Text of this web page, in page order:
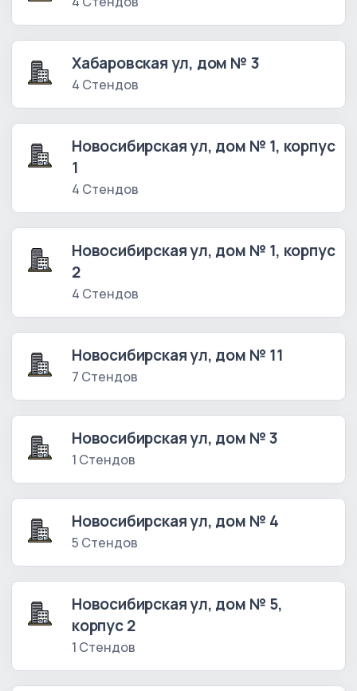
Хабаровская ул, дом № 3
4 Стендов
Новосибирская ул, дом № 1, корпус
1
4 Стендов
Новосибирская ул, дом № 1, корпус
2
4 Стендов
Новосибирская ул, дом № 11
7 Стендов
Новосибирская ул, дом № 3
1 Стендов
Новосибирская ул, дом № 4
5 Стендов
Новосибирская ул, дом № 5,
корпус 2
1 Стендов